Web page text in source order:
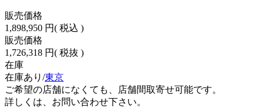
販売価格
1,898,950 円( 税込 )
販売価格
1,726,318 円( 税抜 )
在庫
在庫あり/東京
ご希望の店舗になくても、店舗間取寄せ可能です。
詳しくは、お問い合わせ下さい。